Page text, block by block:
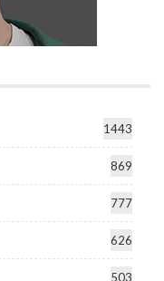
1443
869
777
626
503